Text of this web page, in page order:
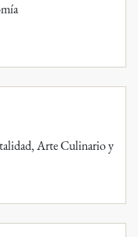
Arte Culinario y